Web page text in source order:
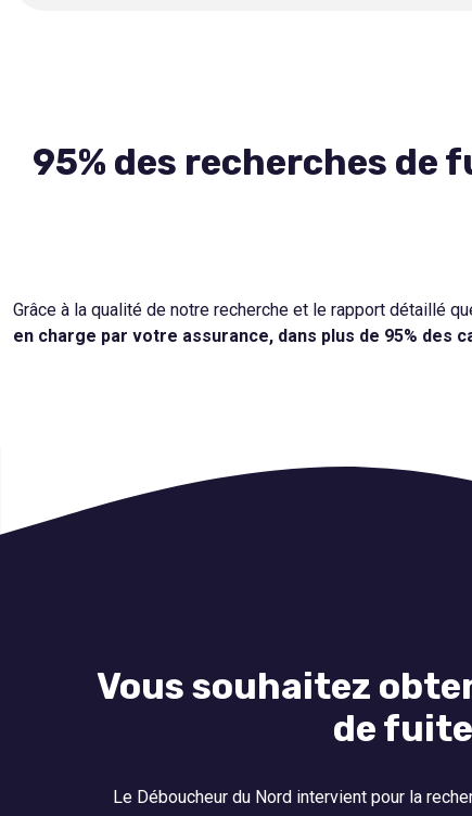
95% des recherches de
Grâce à la qualité de notre recherche et le rapport détaillé
en charge par votre assurance, dans plus de 95% des
Vous souhaitez
de
Le Déboucheur du Nord intervient pour la